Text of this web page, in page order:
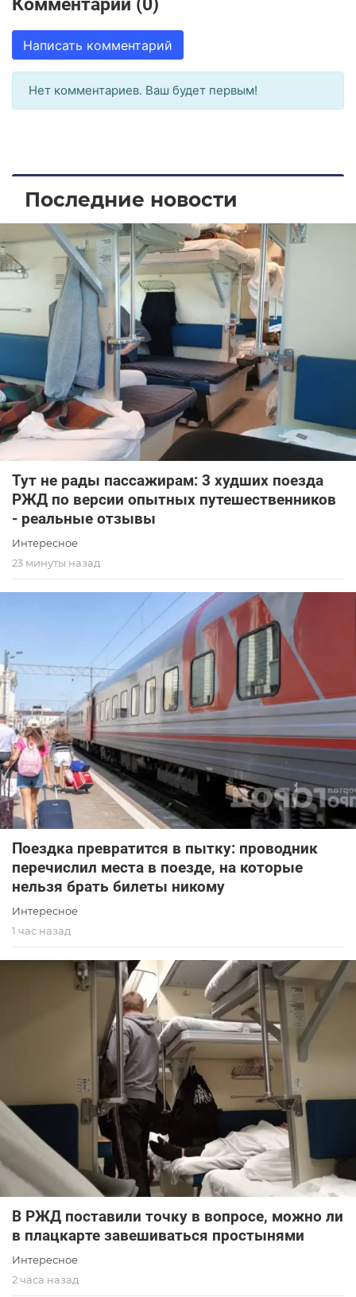
Комментарии (0)
Написать комментарий
Нет комментариев. Ваш будет первым!
Последние новости
Тут не рады пассажирам: 3 худших поезда
РЖД по версии опытных путешественников
- реальные отзывы
Интересное
23 минуты назад
Поездка превратится в пытку: проводник
перечислил места в поезде, на которые
нельзя брать билеты никому
Интересное
1 час назад
В РЖД поставили точку в вопросе, можно ли
в плацкарте завешиваться простынями
Интересное
2 часа назад